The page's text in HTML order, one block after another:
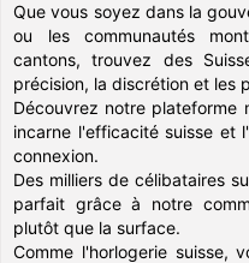
Que vous soyez dans la
ou les communautés
cantons, trouvez des
précision, la discrétion et les
Découvrez notre plateforme
incarne l'efficacité suisse et
connexion.
Des milliers de célibataires
parfait grâce à notre
plutôt que la surface.
Comme l'horlogerie suisse,